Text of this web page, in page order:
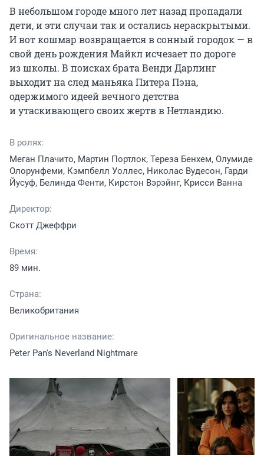
В небольшом городе много лет назад пропадали
дети, и эти случаи так и остались нераскрытыми.
И вот кошмар возвращается в сонный городок — в
свой день рождения Майкл исчезает по дороге
из школы. В поисках брата Венди Дарлинг
выходит на след маньяка Питера Пэна,
одержимого идеей вечного детства
и утаскивающего своих жертв в Нетландию.
В ролях:
Меган Плачито, Мартин Портлок, Тереза Бенхем, Олумиде
Олорунфеми, Кэмпбелл Уоллес, Николас Вудесон, Гарди
Йусуф, Белинда Фенти, Кирстон Вэрэйнг, Крисси Ванна
Директор:
Скотт Джеффри
Время:
89 мин.
Страна:
Великобритания
Оригинальное название:
Peter Pan's Neverland Nightmare